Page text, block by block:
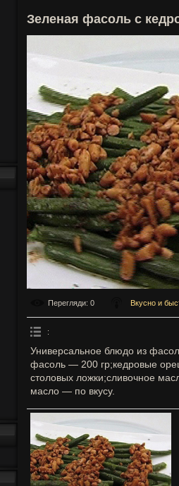
Зеленая фасоль с
Перегляди: 0 Вкусно и
:
Универсальное блюдо из
фасоль — 200 гр;кедровые
столовых ложки;сливочное
масло — по вкусу.